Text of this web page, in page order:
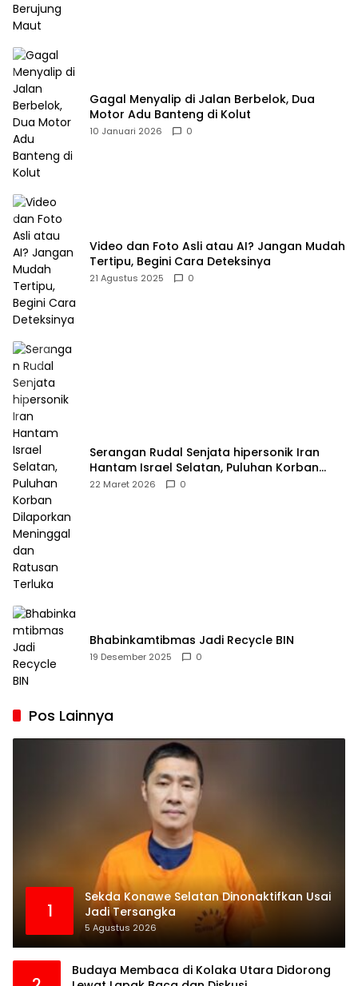
Gagal Menyalip di Jalan Berbelok, Dua
Motor Adu Banteng di Kolut
10 Januari 2026 0
Video dan Foto Asli atau AI? Jangan Mudah
Tertipu, Begini Cara Deteksinya
21 Agustus 2025 0
Serangan Rudal Senjata hipersonik Iran
Hantam Israel Selatan, Puluhan Korban
Dilaporkan Meninggal dan Ratusan Terluka
22 Maret 2026 0
Bhabinkamtibmas Jadi Recycle BIN
19 Desember 2025 0
Pos Lainnya
1
Sekda Konawe Selatan Dinonaktifkan Usai
Jadi Tersangka
5 Agustus 2026
Budaya Membaca di Kolaka Utara Didorong